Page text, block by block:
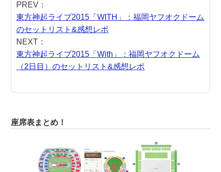
PREV：
東方神起ライブ2015「WITH」：福岡ヤフオクドーム
のセットリスト&感想レポ
NEXT：
東方神起ライブ2015「With」：福岡ヤフオクドーム
（2日目）のセットリスト&感想レポ
座席表まとめ！